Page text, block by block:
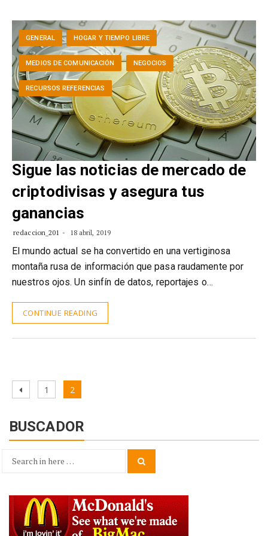
GENERAL HOGAR Y TIEMPO LIBRE
MEDIOS DE COMUNICACIÓN NEGOCIOS
RECURSOS REFERENCIAS
Sigue las noticias de mercado de
criptodivisas y asegura tus
ganancias
redaccion_201 18 abril, 2019
El mundo actual se ha convertido en una vertiginosa
montaña rusa de información que pasa raudamente por
nuestros ojos. Un sinfín de datos, reportajes o…
CONTINUE READING
Paginación
entradas
PreviousPage
1 Page
2
BUSCADOR
Search